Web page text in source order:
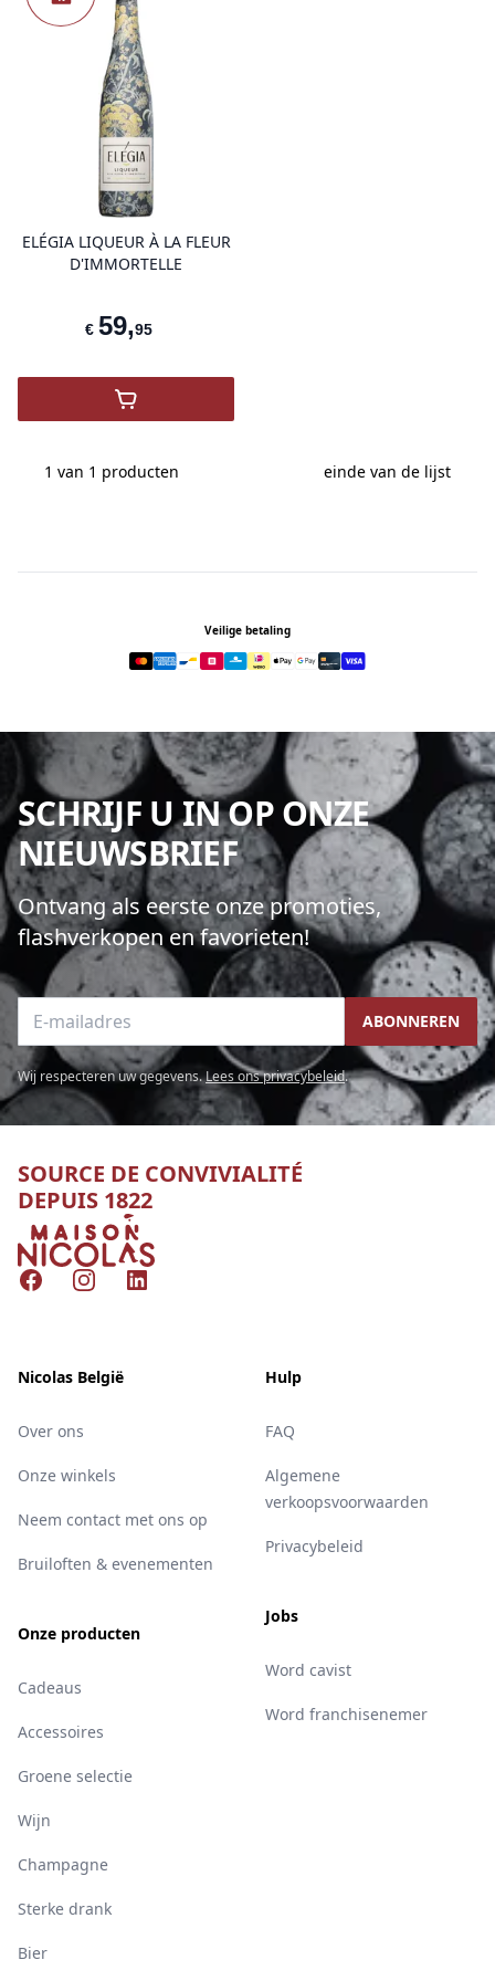
ELÉGIA LIQUEUR À LA FLEUR
D'IMMORTELLE
€ 59,95
,ELÉGIA LIQUEUR À LA FLEUR
1 van 1 producten einde van de lijst
Veilige betaling
SCHRIJF U IN OP ONZE
NIEUWSBRIEF
Ontvang als eerste onze promoties,
flashverkopen en favorieten!
E-mailadres ABONNEREN
Wij respecteren uw gegevens.Lees ons privacybeleid.
SOURCE DE CONVIVIALITÉ
DEPUIS 1822
Nicolas
FacebookInstagramLinkedIn
Nicolas België
Over ons
Onze winkels
Neem contact met ons op
Bruiloften & evenementen
Onze producten
Cadeaus
Accessoires
Groene selectie
Wijn
Champagne
Sterke drank
Bier
Hulp
FAQ
Algemene
verkoopsvoorwaarden
Privacybeleid
Jobs
Word cavist
Word franchisenemer